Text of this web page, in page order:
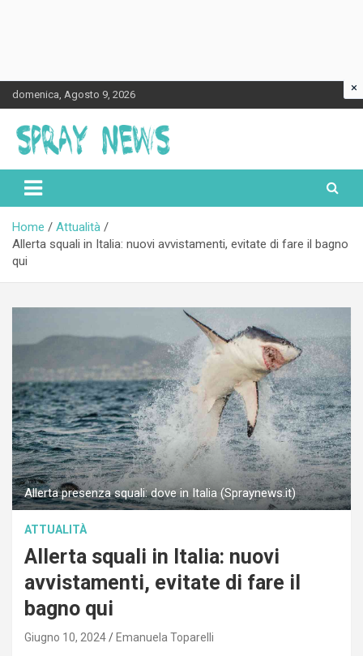
Skip
to
content
domenica, Agosto 9, 2026
Spraynews.it
Home
Attualità
Allerta squali in Italia: nuovi avvistamenti, evitate di fare il bagno
qui
Allerta presenza squali: dove in Italia (Spraynews.it)
ATTUALITÀ
Allerta squali in Italia: nuovi
avvistamenti, evitate di fare il
bagno qui
Giugno 10, 2024 Emanuela Toparelli
×